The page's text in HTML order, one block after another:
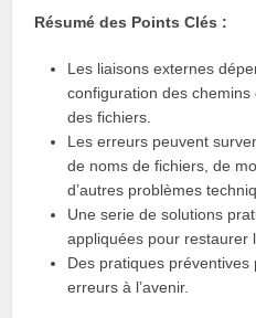
Résumé des Points Clés :
Les liaisons externes
configuration des chemins
des fichiers.
Les erreurs peuvent
de noms de fichiers, de
d’autres problèmes
Une serie de solutions
appliquées pour restaurer
Des pratiques
erreurs à l’avenir.